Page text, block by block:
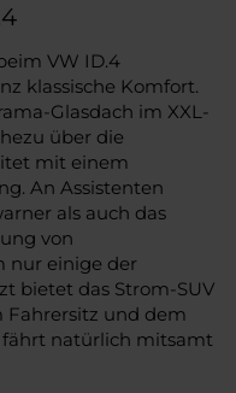
VW ID.4
klassische Komfort.
Glasdach im XXL-
über die
mit einem
An Assistenten
als auch das
von
nur einige der
bietet das Strom-SUV
Fahrersitz und dem
natürlich mitsamt